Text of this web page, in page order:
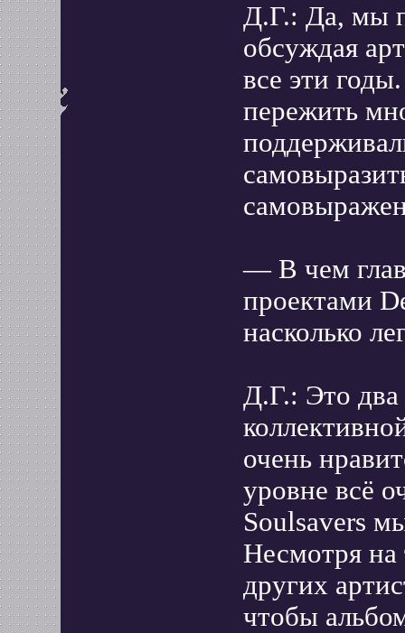
Д.Г.: Да, мы
обсуждая
все эти
пережить
— В чем
проектами
насколько
Д.Г.: Это два
очень
уровне всё
Soulsavers
Несмотря на
других
чтобы